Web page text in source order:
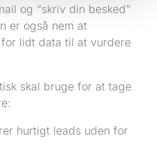
og “skriv din besked”
er også nem at
lidt data til at vurdere
skal bruge for at tage
hurtigt leads uden for